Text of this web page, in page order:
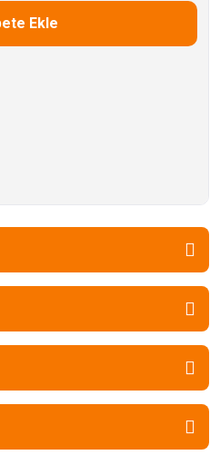
Ekle